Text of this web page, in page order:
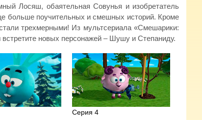
Лосяш, обаятельная Совунья и изобретатель
больше поучительных и смешных историй. Кроме
трехмерными! Из мультсериала «Смешарики:
новых персонажей – Шушу и Степаниду.
Серия 4